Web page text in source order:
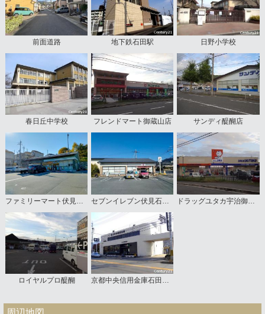
前面道路 地下鉄石田駅 日野小学校
春日丘中学校 フレンドマート御蔵山店 サンディ醍醐店
ロイヤルプロ醍醐 京都中央信用金庫石田支店